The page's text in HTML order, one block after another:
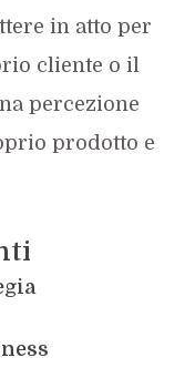
in atto per
cliente o il
percezione
prodotto e